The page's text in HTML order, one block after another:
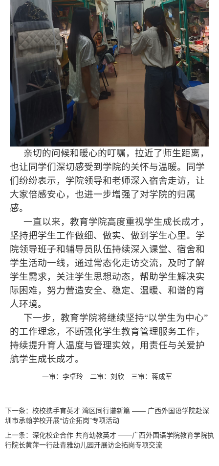
亲切的问候和暖心的叮嘱，拉近了师生距离，
也让同学们深切感受到学院的关怀与温暖。同学
们纷纷表示，学院领导和老师深入宿舍走访，让
大家倍感安心，也进一步增强了对学院的归属
感。
一直以来，教育学院高度重视学生成长成才，
坚持把学生工作做细、做实、做到学生心里。学
院领导班子和辅导员队伍持续深入课堂、宿舍和
学生活动一线，通过常态化走访交流，及时了解
学生需求，关注学生思想动态，帮助学生解决实
际困难，努力营造安全、稳定、温暖、和谐的育
人环境。
下一步，教育学院将继续坚持“以学生为中心”
的工作理念，不断强化学生教育管理服务工作，
持续提升育人温度与管理实效，用责任与关爱护
航学生成长成才。
一审：李卓玲 二审：刘欣 三审：蒋成军
下一条： 校校携手育英才 湾区同行谱新篇 —— 广西外国语学院赴深
圳市承翰学校开展“访企拓岗”专项活动
上一条： 深化校企合作 共育幼教英才 ——广西外国语学院教育学院执
行院长黄萍一行赴青雅幼儿园开展访企拓岗专项交流